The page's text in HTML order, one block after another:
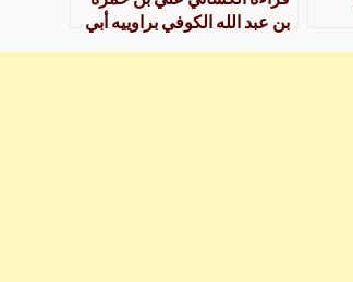
بن عبد الله الكوفي براوييه أبي